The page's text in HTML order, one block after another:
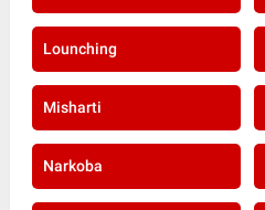
Lounching
Misharti
Narkoba